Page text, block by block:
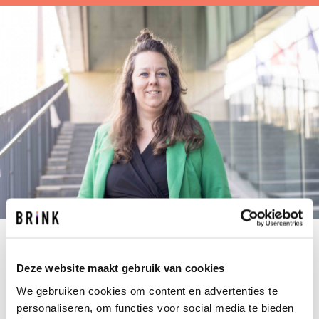
Deze website maakt gebruik van cookies
We gebruiken cookies om content en advertenties te
personaliseren, om functies voor social media te bieden
S.HENDRIKS@BRINK.NL +31 40 267 67 67
Voor Silvia voelde terugkomen bij Brink als